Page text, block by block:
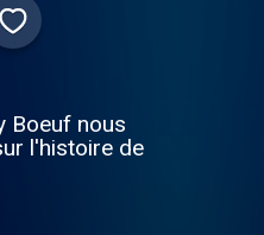
Boeuf nous
l'histoire de